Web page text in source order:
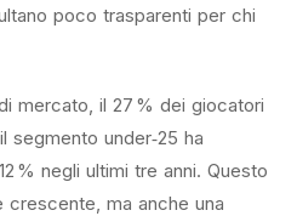
poco trasparenti per chi
mercato, il 27 % dei giocatori
segmento under‑25 ha
% negli ultimi tre anni. Questo
crescente, ma anche una